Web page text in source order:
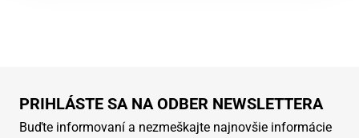
PRIHLÁSTE SA NA ODBER NEWSLETTERA
Buďte informovaní a nezmeškajte najnovšie informácie